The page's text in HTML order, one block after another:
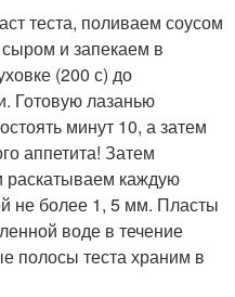
теста, поливаем соусом
и запекаем в
(200 с) до
Готовую лазанью
минут 10, а затем
аппетита! Затем
раскатываем каждую
не более 1, 5 мм. Пласты
воде в течение
полосы теста храним в